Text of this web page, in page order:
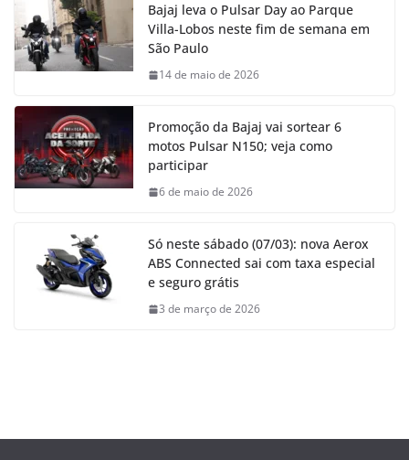
Bajaj leva o Pulsar Day ao Parque
Villa-Lobos neste fim de semana em
São Paulo
14 de maio de 2026
Promoção da Bajaj vai sortear 6
motos Pulsar N150; veja como
participar
6 de maio de 2026
Só neste sábado (07/03): nova Aerox
ABS Connected sai com taxa especial
e seguro grátis
3 de março de 2026